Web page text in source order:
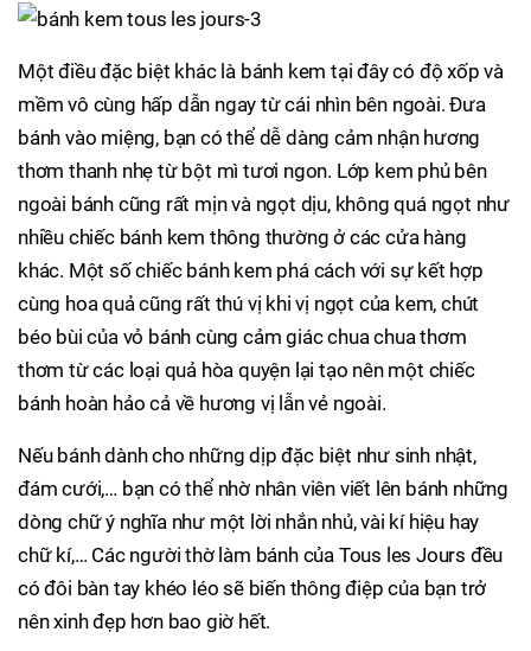
Một điều đặc biệt khác là bánh kem tại đây có độ xốp và
mềm vô cùng hấp dẫn ngay từ cái nhìn bên ngoài. Đưa
bánh vào miệng, bạn có thể dễ dàng cảm nhận hương
thơm thanh nhẹ từ bột mì tươi ngon. Lớp kem phủ bên
ngoài bánh cũng rất mịn và ngọt dịu, không quá ngọt như
nhiều chiếc bánh kem thông thường ở các cửa hàng
khác. Một số chiếc bánh kem phá cách với sự kết hợp
cùng hoa quả cũng rất thú vị khi vị ngọt của kem, chút
béo bùi của vỏ bánh cùng cảm giác chua chua thơm
thơm từ các loại quả hòa quyện lại tạo nên một chiếc
bánh hoàn hảo cả về hương vị lẫn vẻ ngoài.
Nếu bánh dành cho những dịp đặc biệt như sinh nhật,
đám cưới,… bạn có thể nhờ nhân viên viết lên bánh những
dòng chữ ý nghĩa như một lời nhắn nhủ, vài kí hiệu hay
chữ kí,… Các người thờ làm bánh của Tous les Jours đều
có đôi bàn tay khéo léo sẽ biến thông điệp của bạn trở
nên xinh đẹp hơn bao giờ hết.